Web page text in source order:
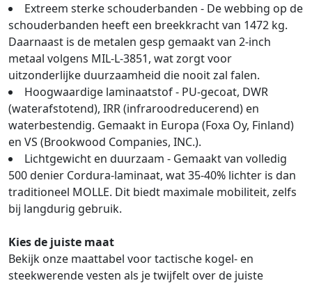
Extreem sterke schouderbanden - De webbing op de
schouderbanden heeft een breekkracht van 1472 kg.
Daarnaast is de metalen gesp gemaakt van 2-inch
metaal volgens MIL-L-3851, wat zorgt voor
uitzonderlijke duurzaamheid die nooit zal falen.
Hoogwaardige laminaatstof - PU-gecoat, DWR
(waterafstotend), IRR (infraroodreducerend) en
waterbestendig. Gemaakt in Europa (Foxa Oy, Finland)
en VS (Brookwood Companies, INC.).
Lichtgewicht en duurzaam - Gemaakt van volledig
500 denier Cordura-laminaat, wat 35-40% lichter is dan
traditioneel MOLLE. Dit biedt maximale mobiliteit, zelfs
bij langdurig gebruik.
Kies de juiste maat
Bekijk onze maattabel voor tactische kogel- en
steekwerende vesten als je twijfelt over de juiste